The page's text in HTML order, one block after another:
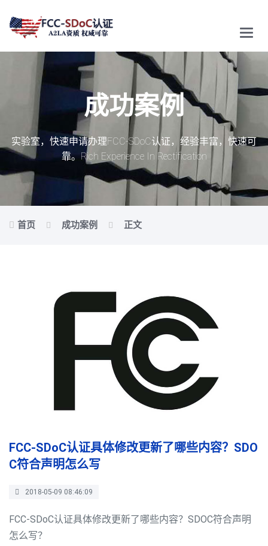
Main
Menu
成功案例
实验室，快速申请办理FCC-SDoC认证，经验丰富，快速可
靠。Rich Experience In Rectification
首页 成功案例 正文
FCC-SDoC认证具体修改更新了哪些内容？SDO
C符合声明怎么写
2018-05-09 08:46:09
FCC-SDoC认证具体修改更新了哪些内容？SDOC符合声明
怎么写？